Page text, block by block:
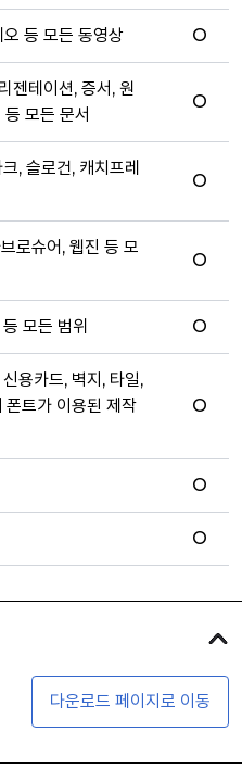
등 모든 동영상 O
젠테이션, 증서, 원
모든 문서
O
, 슬로건, 캐치프레
O
로슈어, 웹진 등 모
O
모든 범위 O
용카드, 벽지, 타일,
트가 이용된 제작
O
O
O
다운로드 페이지로 이동